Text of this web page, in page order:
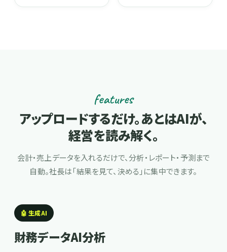
features
アップロードするだけ。あとはAIが、
経営を読み解く。
会計・売上データを入れるだけで、分析・レポート・予測まで
自動。社長は「結果を見て、決める」に集中できます。
🤖 生成AI
財務データAI分析